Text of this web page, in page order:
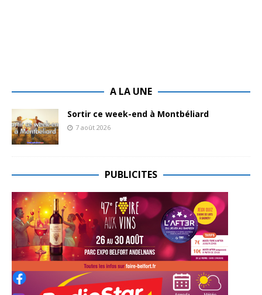
A LA UNE
Sortir ce week-end à Montbéliard
7 août 2026
PUBLICITES